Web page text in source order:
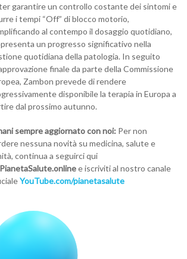
garantire un controllo costante dei sintomi e
i tempi “Off” di blocco motorio,
al contempo il dosaggio quotidiano,
un progresso significativo nella
quotidiana della patologia. In seguito
finale da parte della Commissione
Zambon prevede di rendere
disponibile la terapia in Europa a
dal prossimo autunno.
sempre aggiornato con noi: Per non
nessuna novità su medicina, salute e
continua a seguirci qui
PianetaSalute.onlinee iscriviti al nostro canale
YouTube.com/pianetasalute